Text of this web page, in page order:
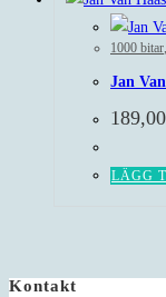
1000 bitar,
Jan
189,00
LÄGG
Kontakt